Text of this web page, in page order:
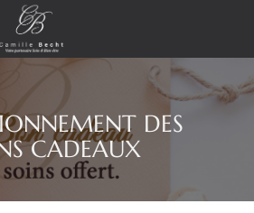
DES
CADEAUX